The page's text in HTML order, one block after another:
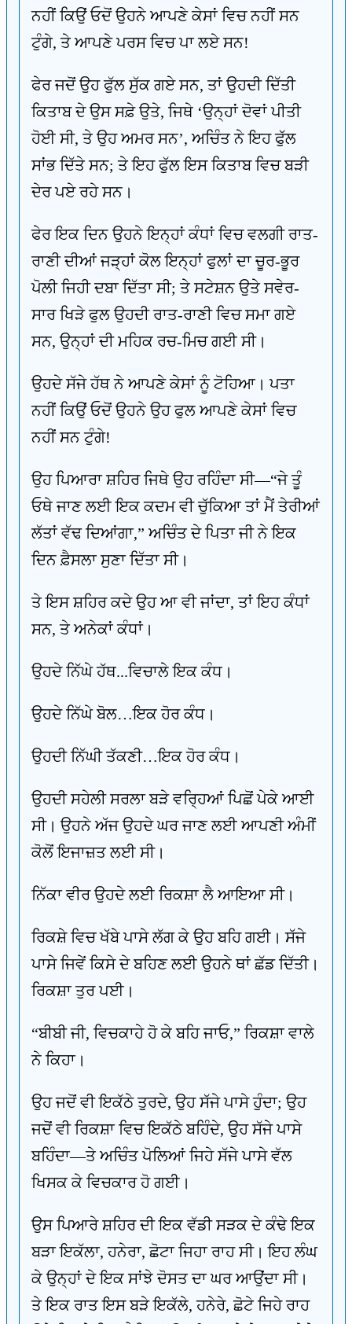
ਨਹੀਂ ਕਿਉਂ ਓਦੋਂ ਉਹਨੇ ਆਪਣੇ ਕੇਸਾਂ ਵਿਚ ਨਹੀਂ ਸਨ
ਟੁੰਗੇ, ਤੇ ਆਪਣੇ ਪਰਸ ਵਿਚ ਪਾ ਲਏ ਸਨ!
ਫੇਰ ਜਦੋਂ ਉਹ ਫੁੱਲ ਸੁੱਕ ਗਏ ਸਨ, ਤਾਂ ਉਹਦੀ ਦਿੱਤੀ
ਕਿਤਾਬ ਦੇ ਉਸ ਸਫ਼ੇ ਉਤੇ, ਜਿਥੇ ‘ਉਨ੍ਹਾਂ ਦੋਵਾਂ ਪੀਤੀ
ਹੋਈ ਸੀ, ਤੇ ਉਹ ਅਮਰ ਸਨ’, ਅਚਿੰਤ ਨੇ ਇਹ ਫੁੱਲ
ਸਾਂਭ ਦਿੱਤੇ ਸਨ; ਤੇ ਇਹ ਫੁੱਲ ਇਸ ਕਿਤਾਬ ਵਿਚ ਬੜੀ
ਦੇਰ ਪਏ ਰਹੇ ਸਨ।
ਫੇਰ ਇਕ ਦਿਨ ਉਹਨੇ ਇਨ੍ਹਾਂ ਕੰਧਾਂ ਵਿਚ ਵਲਗੀ ਰਾਤ-
ਰਾਣੀ ਦੀਆਂ ਜੜ੍ਹਾਂ ਕੋਲ ਇਨ੍ਹਾਂ ਫੁਲਾਂ ਦਾ ਚੂਰ-ਭੂਰ
ਪੋਲੀ ਜਿਹੀ ਦਬਾ ਦਿੱਤਾ ਸੀ; ਤੇ ਸਟੇਸ਼ਨ ਉਤੇ ਸਵੇਰ-
ਸਾਰ ਖਿੜੇ ਫੁਲ ਉਹਦੀ ਰਾਤ-ਰਾਣੀ ਵਿਚ ਸਮਾ ਗਏ
ਸਨ, ਉਨ੍ਹਾਂ ਦੀ ਮਹਿਕ ਰਚ-ਮਿਚ ਗਈ ਸੀ।
ਉਹਦੇ ਸੱਜੇ ਹੱਥ ਨੇ ਆਪਣੇ ਕੇਸਾਂ ਨੂੰ ਟੋਹਿਆ। ਪਤਾ
ਨਹੀਂ ਕਿਉਂ ਓਦੋਂ ਉਹਨੇ ਉਹ ਫੁਲ ਆਪਣੇ ਕੇਸਾਂ ਵਿਚ
ਨਹੀਂ ਸਨ ਟੁੰਗੇ!
ਉਹ ਪਿਆਰਾ ਸ਼ਹਿਰ ਜਿਥੇ ਉਹ ਰਹਿੰਦਾ ਸੀ—“ਜੇ ਤੂੰ
ਓਥੇ ਜਾਣ ਲਈ ਇਕ ਕਦਮ ਵੀ ਚੁੱਕਿਆ ਤਾਂ ਮੈਂ ਤੇਰੀਆਂ
ਲੱਤਾਂ ਵੱਢ ਦਿਆਂਗਾ,” ਅਚਿੰਤ ਦੇ ਪਿਤਾ ਜੀ ਨੇ ਇਕ
ਦਿਨ ਫ਼ੈਸਲਾ ਸੁਣਾ ਦਿੱਤਾ ਸੀ।
ਤੇ ਇਸ ਸ਼ਹਿਰ ਕਦੇ ਉਹ ਆ ਵੀ ਜਾਂਦਾ, ਤਾਂ ਇਹ ਕੰਧਾਂ
ਸਨ, ਤੇ ਅਨੇਕਾਂ ਕੰਧਾਂ।
ਉਹਦੇ ਨਿੱਘੇ ਹੱਥ...ਵਿਚਾਲੇ ਇਕ ਕੰਧ।
ਉਹਦੇ ਨਿੱਘੇ ਬੋਲ…ਇਕ ਹੋਰ ਕੰਧ।
ਉਹਦੀ ਨਿੱਘੀ ਤੱਕਣੀ…ਇਕ ਹੋਰ ਕੰਧ।
ਉਹਦੀ ਸਹੇਲੀ ਸਰਲਾ ਬੜੇ ਵਰ੍ਹਿਆਂ ਪਿਛੋਂ ਪੇਕੇ ਆਈ
ਸੀ। ਉਹਨੇ ਅੱਜ ਉਹਦੇ ਘਰ ਜਾਣ ਲਈ ਆਪਣੀ ਅੰਮੀਂ
ਕੋਲੋਂ ਇਜਾਜ਼ਤ ਲਈ ਸੀ।
ਨਿੱਕਾ ਵੀਰ ਉਹਦੇ ਲਈ ਰਿਕਸ਼ਾ ਲੈ ਆਇਆ ਸੀ।
ਰਿਕਸ਼ੇ ਵਿਚ ਖੱਬੇ ਪਾਸੇ ਲੱਗ ਕੇ ਉਹ ਬਹਿ ਗਈ। ਸੱਜੇ
ਪਾਸੇ ਜਿਵੇਂ ਕਿਸੇ ਦੇ ਬਹਿਣ ਲਈ ਉਹਨੇ ਥਾਂ ਛੱਡ ਦਿੱਤੀ।
ਰਿਕਸ਼ਾ ਤੁਰ ਪਈ।
“ਬੀਬੀ ਜੀ, ਵਿਚਕਾਹੇ ਹੋ ਕੇ ਬਹਿ ਜਾਓ,” ਰਿਕਸ਼ਾ ਵਾਲੇ
ਨੇ ਕਿਹਾ।
ਉਹ ਜਦੋਂ ਵੀ ਇਕੱਠੇ ਤੁਰਦੇ, ਉਹ ਸੱਜੇ ਪਾਸੇ ਹੁੰਦਾ; ਉਹ
ਜਦੋਂ ਵੀ ਰਿਕਸ਼ਾ ਵਿਚ ਇਕੱਠੇ ਬਹਿੰਦੇ, ਉਹ ਸੱਜੇ ਪਾਸੇ
ਬਹਿੰਦਾ—ਤੇ ਅਚਿੰਤ ਪੋਲਿਆਂ ਜਿਹੇ ਸੱਜੇ ਪਾਸੇ ਵੱਲ
ਖਿਸਕ ਕੇ ਵਿਚਕਾਰ ਹੋ ਗਈ।
ਉਸ ਪਿਆਰੇ ਸ਼ਹਿਰ ਦੀ ਇਕ ਵੱਡੀ ਸੜਕ ਦੇ ਕੰਢੇ ਇਕ
ਬੜਾ ਇਕੱਲਾ, ਹਨੇਰਾ, ਛੋਟਾ ਜਿਹਾ ਰਾਹ ਸੀ। ਇਹ ਲੰਘ
ਕੇ ਉਨ੍ਹਾਂ ਦੇ ਇਕ ਸਾਂਝੇ ਦੋਸਤ ਦਾ ਘਰ ਆਉਂਦਾ ਸੀ।
ਤੇ ਇਕ ਰਾਤ ਇਸ ਬੜੇ ਇਕੱਲੇ, ਹਨੇਰੇ, ਛੋਟੇ ਜਿਹੇ ਰਾਹ